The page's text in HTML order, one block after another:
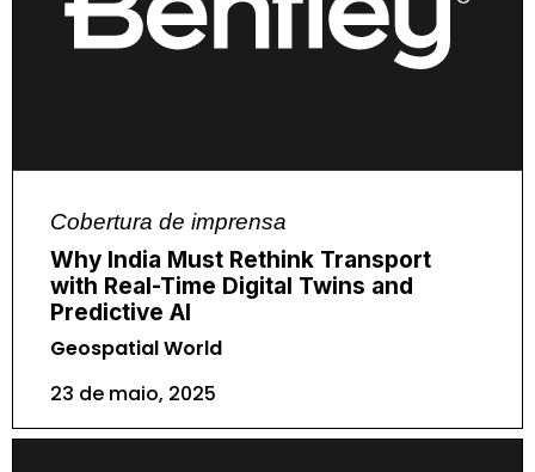
Cobertura de imprensa
Why India Must Rethink Transport
with Real-Time Digital Twins and
Predictive AI
Geospatial World
23 de maio, 2025